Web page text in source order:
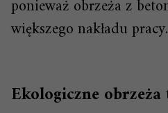
ponieważ obrzeża z
większego nakładu pracy.
Ekologiczne